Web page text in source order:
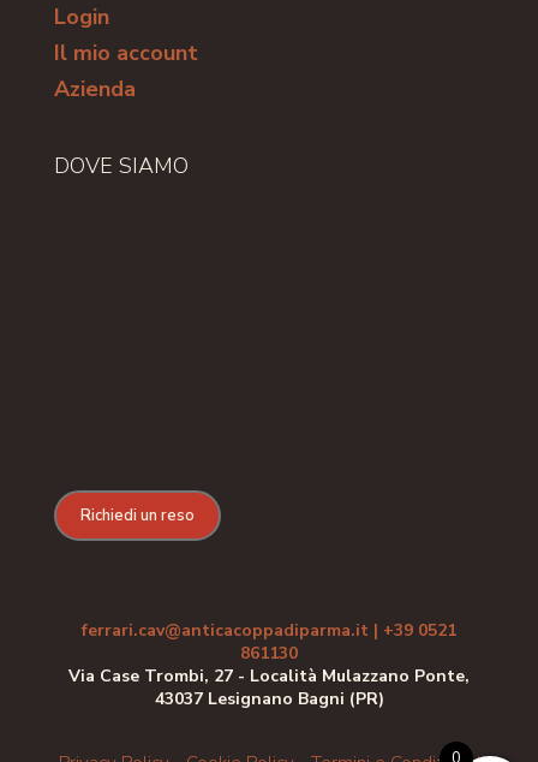
Login
Il mio account
Azienda
DOVE SIAMO
Richiedi un reso
ferrari.cav@anticacoppadiparma.it | +39 0521
861130
Via Case Trombi, 27 - Località Mulazzano Ponte,
43037 Lesignano Bagni (PR)